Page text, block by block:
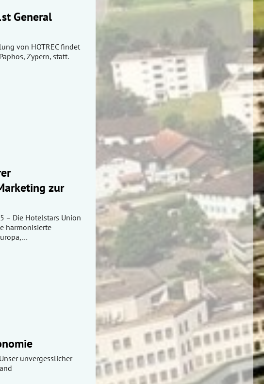
General
von HOTREC findet
Zypern, statt.
zur
– Die Hotelstars Union
harmonisierte
unvergesslicher